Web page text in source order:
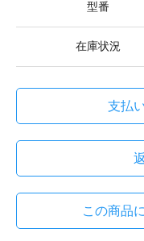
型番
在庫状況
支払
この商品